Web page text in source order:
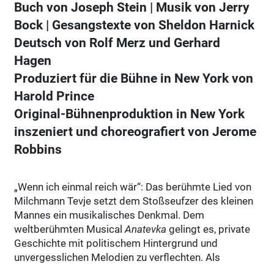
Buch von Joseph Stein | Musik von Jerry
Bock | Gesangstexte von Sheldon Harnick
Deutsch von Rolf Merz und Gerhard
Hagen
Produziert für die Bühne in New York von
Harold Prince
Original-Bühnenproduktion in New York
inszeniert und choreografiert von Jerome
Robbins
„Wenn ich einmal reich wär“: Das berühmte Lied von
Milchmann Tevje setzt dem Stoßseufzer des kleinen
Mannes ein musikalisches Denkmal. Dem
weltberühmten MusicalAnatevka gelingt es, private
Geschichte mit politischem Hintergrund und
unvergesslichen Melodien zu verflechten. Als